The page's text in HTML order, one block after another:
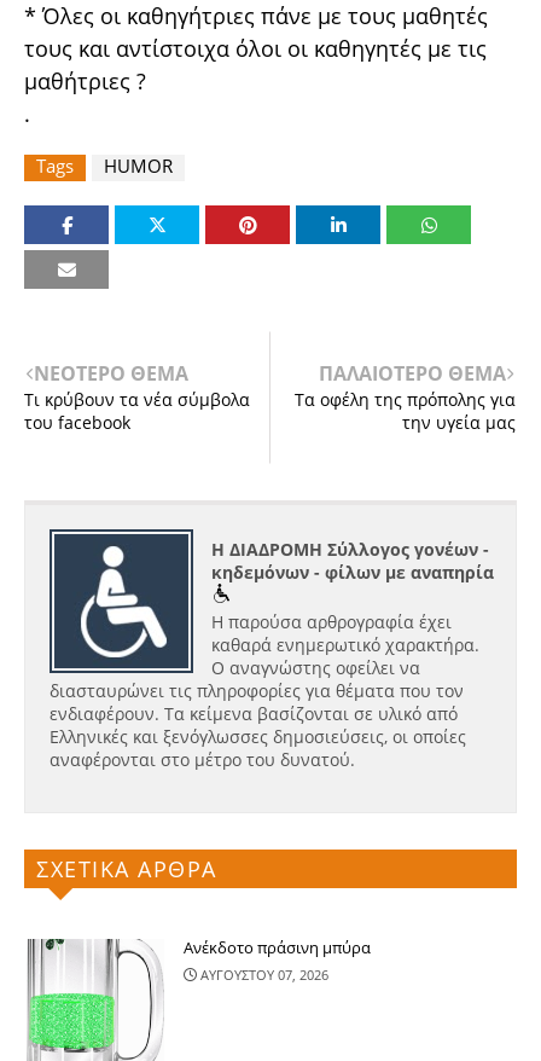
* Όλες οι καθηγήτριες πάνε με τους μαθητές
τους και αντίστοιχα όλοι οι καθηγητές με τις
μαθήτριες ?
.
Tags HUMOR
ΝΕΟΤΕΡΟ ΘΕΜΑ
Τι κρύβουν τα νέα σύμβολα
του facebook
ΠΑΛΑΙΟΤΕΡΟ ΘΕΜΑ
Τα οφέλη της πρόπολης για
την υγεία μας
Η ΔΙΑΔΡΟΜΗ Σύλλογος γονέων -
κηδεμόνων - φίλων με αναπηρία
Η παρούσα αρθρογραφία έχει
καθαρά ενημερωτικό χαρακτήρα.
Ο αναγνώστης οφείλει να
διασταυρώνει τις πληροφορίες για θέματα που τον
ενδιαφέρουν. Τα κείμενα βασίζονται σε υλικό από
Ελληνικές και ξενόγλωσσες δημοσιεύσεις, οι οποίες
αναφέρονται στο μέτρο του δυνατού.
ΣΧΕΤΙΚΑ ΑΡΘΡΑ
Ανέκδοτο πράσινη μπύρα
ΑΥΓΟΥΣΤΟΥ 07, 2026